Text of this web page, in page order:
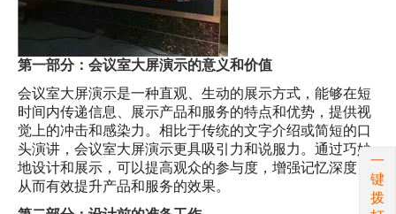
第一部分：会议室大屏演示的意义和价值
会议室大屏演示是一种直观、生动的展示方式，能够在短
时间内传递信息、展示产品和服务的特点和优势，提供视
觉上的冲击和感染力。相比于传统的文字介绍或简短的口
头演讲，会议室大屏演示更具吸引力和说服力。通过巧妙
地设计和展示，可以提高观众的参与度，增强记忆深度，
从而有效提升产品和服务的效果。
一
键
拨